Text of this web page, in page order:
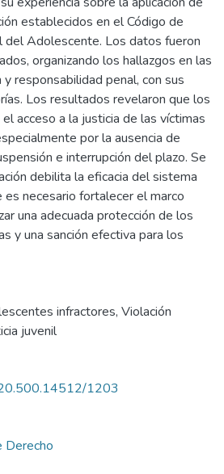
establecidos en el Código de
del Adolescente. Los datos fueron
organizando los hallazgos en las
responsabilidad penal, con sus
Los resultados revelaron que los
acceso a la justicia de las víctimas
por la ausencia de
e interrupción del plazo. Se
debilita la eficacia del sistema
necesario fortalecer el marco
una adecuada protección de los
y una sanción efectiva para los
infractores, Violación
juvenil
1203
Derecho